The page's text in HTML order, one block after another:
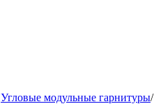
Угловые модульные гарнитуры/